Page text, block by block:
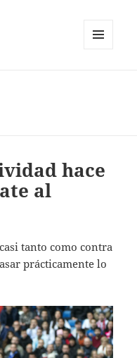
hace
al
tanto como contra
prácticamente lo